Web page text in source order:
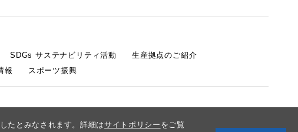
たとみなされます。詳細はサイトポリシー をご覧
SDGs サステナビリティ活動
生産拠点のご紹介
報 スポーツ振興